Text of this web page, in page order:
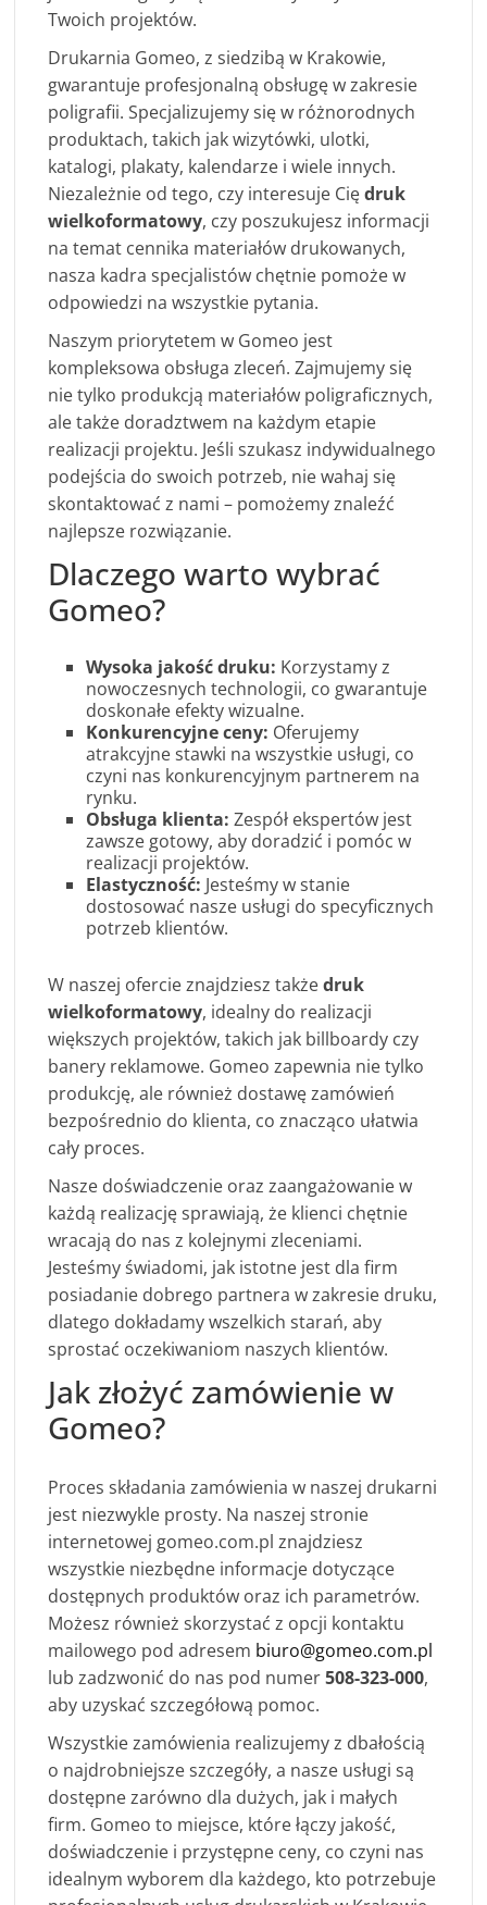
Twoich projektów.
Drukarnia Gomeo, z siedzibą w Krakowie,
gwarantuje profesjonalną obsługę w zakresie
poligrafii. Specjalizujemy się w różnorodnych
produktach, takich jak wizytówki, ulotki,
katalogi, plakaty, kalendarze i wiele innych.
Niezależnie od tego, czy interesuje Ciędruk
wielkoformatowy, czy poszukujesz informacji
na temat cennika materiałów drukowanych,
nasza kadra specjalistów chętnie pomoże w
odpowiedzi na wszystkie pytania.
Naszym priorytetem w Gomeo jest
kompleksowa obsługa zleceń. Zajmujemy się
nie tylko produkcją materiałów poligraficznych,
ale także doradztwem na każdym etapie
realizacji projektu. Jeśli szukasz indywidualnego
podejścia do swoich potrzeb, nie wahaj się
skontaktować z nami – pomożemy znaleźć
najlepsze rozwiązanie.
Dlaczego warto wybrać
Gomeo?
Wysoka jakość druku: Korzystamy z
nowoczesnych technologii, co gwarantuje
doskonałe efekty wizualne.
Konkurencyjne ceny: Oferujemy
atrakcyjne stawki na wszystkie usługi, co
czyni nas konkurencyjnym partnerem na
rynku.
Obsługa klienta: Zespół ekspertów jest
zawsze gotowy, aby doradzić i pomóc w
realizacji projektów.
Elastyczność: Jesteśmy w stanie
dostosować nasze usługi do specyficznych
potrzeb klientów.
W naszej ofercie znajdziesz takżedruk
wielkoformatowy, idealny do realizacji
większych projektów, takich jak billboardy czy
banery reklamowe. Gomeo zapewnia nie tylko
produkcję, ale również dostawę zamówień
bezpośrednio do klienta, co znacząco ułatwia
cały proces.
Nasze doświadczenie oraz zaangażowanie w
każdą realizację sprawiają, że klienci chętnie
wracają do nas z kolejnymi zleceniami.
Jesteśmy świadomi, jak istotne jest dla firm
posiadanie dobrego partnera w zakresie druku,
dlatego dokładamy wszelkich starań, aby
sprostać oczekiwaniom naszych klientów.
Jak złożyć zamówienie w
Gomeo?
Proces składania zamówienia w naszej drukarni
jest niezwykle prosty. Na naszej stronie
internetowej gomeo.com.pl znajdziesz
wszystkie niezbędne informacje dotyczące
dostępnych produktów oraz ich parametrów.
Możesz również skorzystać z opcji kontaktu
mailowego pod adresem biuro@gomeo.com.pl
lub zadzwonić do nas pod numer508-323-000,
aby uzyskać szczegółową pomoc.
Wszystkie zamówienia realizujemy z dbałością
o najdrobniejsze szczegóły, a nasze usługi są
dostępne zarówno dla dużych, jak i małych
firm. Gomeo to miejsce, które łączy jakość,
doświadczenie i przystępne ceny, co czyni nas
idealnym wyborem dla każdego, kto potrzebuje